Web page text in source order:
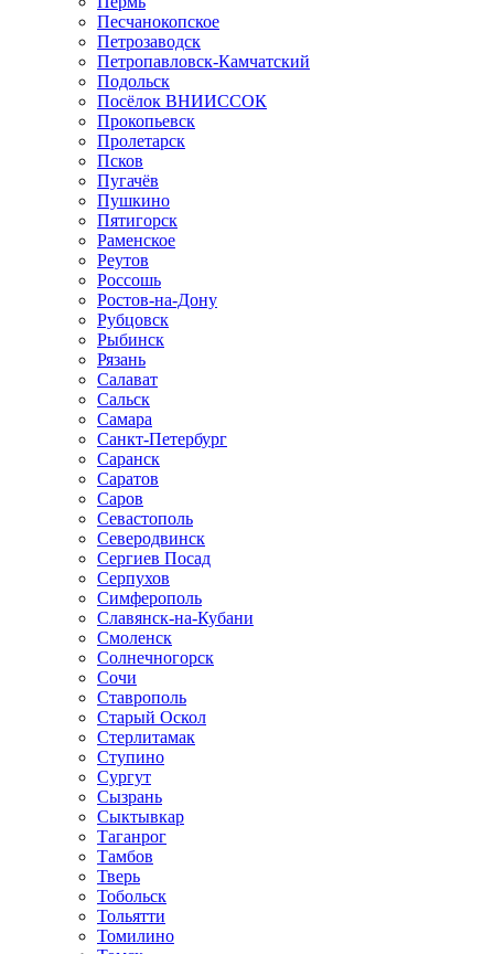
Песчанокопское
Петрозаводск
Петропавловск-Камчатский
Подольск
Посёлок ВНИИССОК
Прокопьевск
Пролетарск
Псков
Пугачёв
Пушкино
Пятигорск
Раменское
Реутов
Россошь
Ростов-на-Дону
Рубцовск
Рыбинск
Рязань
Салават
Сальск
Самара
Санкт-Петербург
Саранск
Саратов
Саров
Севастополь
Северодвинск
Сергиев Посад
Серпухов
Симферополь
Славянск-на-Кубани
Смоленск
Солнечногорск
Сочи
Ставрополь
Старый Оскол
Стерлитамак
Ступино
Сургут
Сызрань
Сыктывкар
Таганрог
Тамбов
Тверь
Тобольск
Тольятти
Томилино